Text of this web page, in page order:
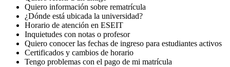
Quiero información sobre rematrícula
¿Dónde está ubicada la universidad?
Horario de atención en ESEIT
Inquietudes con notas o profesor
Quiero conocer las fechas de ingreso para estudiantes activos
Certificados y cambios de horario
Tengo problemas con el pago de mi matrícula